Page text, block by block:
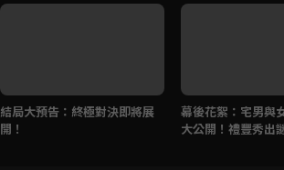
結局大預告：終極對決即將展
開！
幕後花絮：宅男與
大公開！禮豐秀出